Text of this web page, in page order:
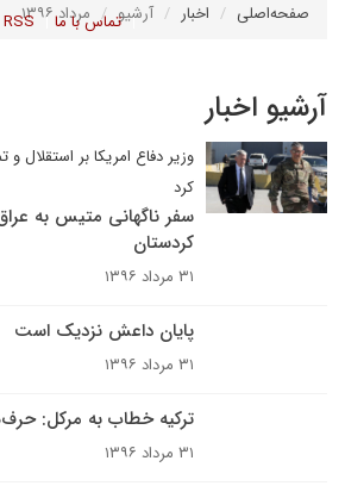
تماس با ما RSS صفحه‌اصلی اخبار آرشیو مرداد ۱۳۹۶
آرشیو اخبار
وزیر دفاع امریکا بر استقلال
کرد
سفر ناگهانی متیس به
کردستان
۳۱ مرداد ۱۳۹۶
پایان داعش نزدیک است
۳۱ مرداد ۱۳۹۶
ترکیه خطاب به مرکل:
۳۱ مرداد ۱۳۹۶